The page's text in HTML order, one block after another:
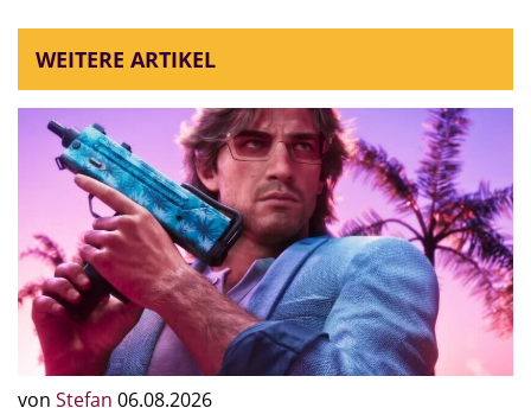
WEITERE ARTIKEL
von Stefan 06.08.2026